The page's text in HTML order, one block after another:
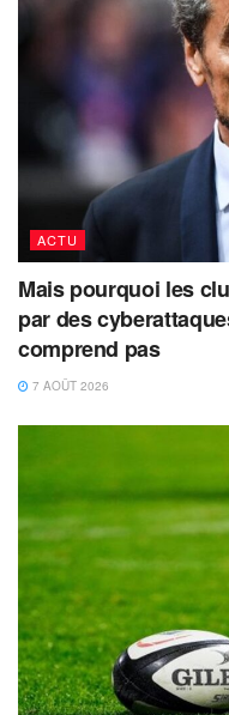
ACTU
Mais pourquoi les
par des
comprend pas
7 AOÛT 2026